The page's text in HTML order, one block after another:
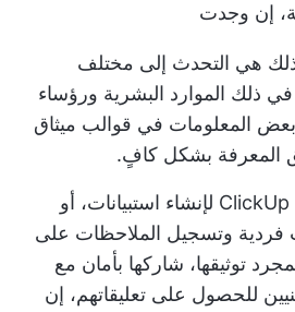
إن وجدت
هي التحدث إلى مختلف
ذلك الموارد البشرية ورؤساء
بعض المعلومات في قوالب ميثاق
المعرفة بشكل كافٍ.
يمكنك استخدام نماذج ClickUp لإنشاء استبيانات، أو
فردية وتسجيل الملاحظات على
توثيقها، شاركها بأمان مع
للحصول على تعليقاتهم، إن